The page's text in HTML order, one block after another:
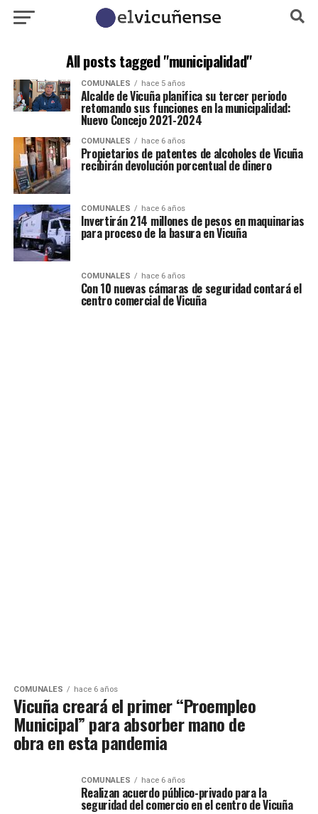
All posts tagged "municipalidad"
COMUNALES hace 5 años
Alcalde de Vicuña planifica su tercer periodo
retomando sus funciones en la municipalidad:
Nuevo Concejo 2021-2024
COMUNALES hace 6 años
Propietarios de patentes de alcoholes de Vicuña
recibirán devolución porcentual de dinero
COMUNALES hace 6 años
Invertirán 214 millones de pesos en maquinarias
para proceso de la basura en Vicuña
COMUNALES hace 6 años
Con 10 nuevas cámaras de seguridad contará el
centro comercial de Vicuña
COMUNALES hace 6 años
Vicuña creará el primer “Proempleo
Municipal” para absorber mano de
obra en esta pandemia
COMUNALES hace 6 años
Realizan acuerdo público-privado para la
seguridad del comercio en el centro de Vicuña